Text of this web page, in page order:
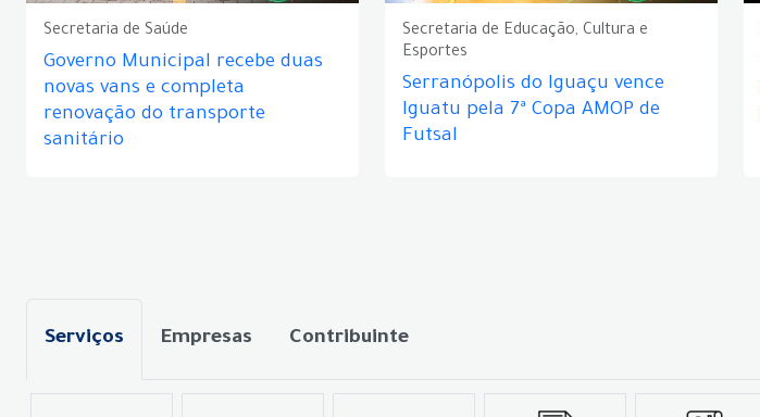
Secretaria de Saúde
Governo Municipal recebe duas
novas vans e completa
renovação do transporte
sanitário
Secretaria de Educação, Cultura e
Esportes
Serranópolis do Iguaçu vence
Iguatu pela 7ª Copa AMOP de
Futsal
Serviços Empresas Contribuinte